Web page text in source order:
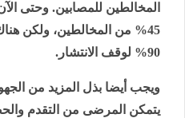
المخالطين للمصابين. وحتى
45% من المخالطين، ولكن
90% لوقف الانتشار.
ويجب أيضا بذل المزيد من
يتمكن المرضى من التقدم